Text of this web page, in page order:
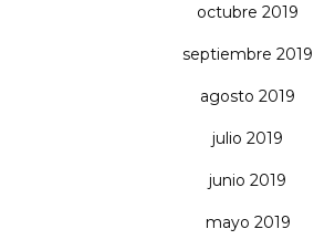
octubre 2019
septiembre 2019
agosto 2019
julio 2019
junio 2019
mayo 2019